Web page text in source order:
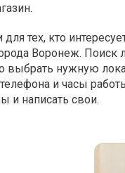
тех, кто
Воронеж. Поиск
выбрать нужную
и часы
и написать свои.